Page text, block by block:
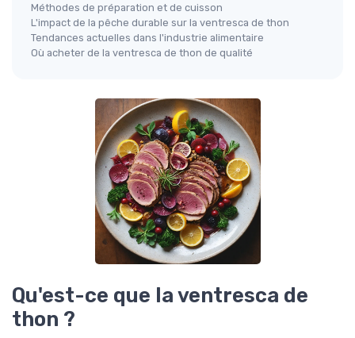
Méthodes de préparation et de cuisson
L'impact de la pêche durable sur la ventresca de thon
Tendances actuelles dans l'industrie alimentaire
Où acheter de la ventresca de thon de qualité
Qu'est-ce que la ventresca de
thon ?